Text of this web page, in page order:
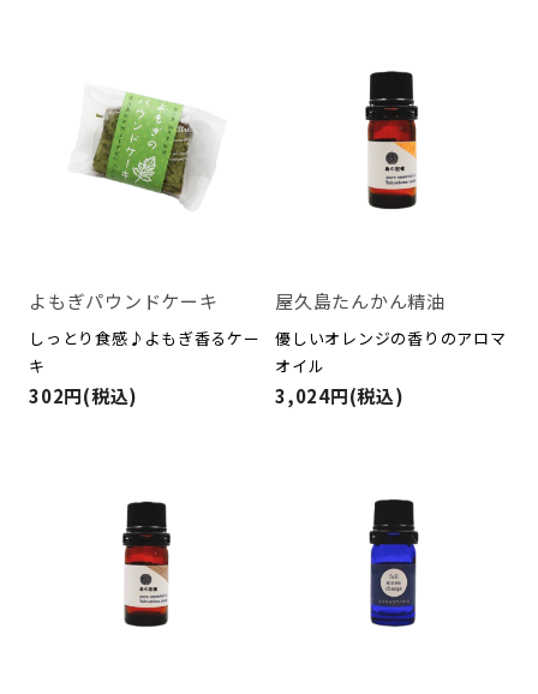
よもぎパウンドケーキ
しっとり食感♪よもぎ香るケー
キ
302円(税込)
屋久島たんかん精油
優しいオレンジの香りのアロマ
オイル
3,024円(税込)